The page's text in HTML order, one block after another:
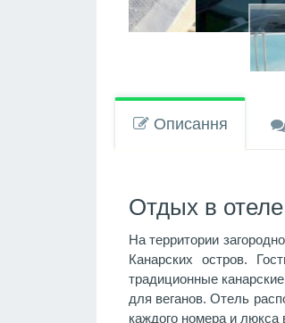
Описання
Отдых в
На территории
Канарских остров.
традиционные
для веганов. Отель
каждого номера и люкса